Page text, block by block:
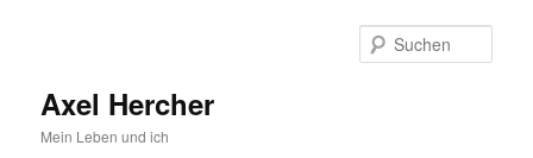
Axel Hercher
Mein Leben und ich